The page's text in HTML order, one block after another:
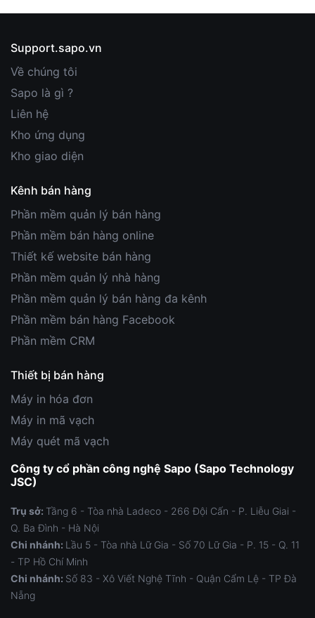
Support.sapo.vn
Về chúng tôi
Sapo là gì ?
Liên hệ
Kho ứng dụng
Kho giao diện
Kênh bán hàng
Phần mềm quản lý bán hàng
Phần mềm bán hàng online
Thiết kế website bán hàng
Phần mềm quản lý nhà hàng
Phần mềm quản lý bán hàng đa kênh
Phần mềm bán hàng Facebook
Phần mềm CRM
Thiết bị bán hàng
Máy in hóa đơn
Máy in mã vạch
Máy quét mã vạch
Công ty cổ phần công nghệ Sapo (Sapo Technology
JSC)
Trụ sở: Tầng 6 - Tòa nhà Ladeco - 266 Đội Cấn - P. Liễu Giai -
Q. Ba Đình - Hà Nội
Chi nhánh: Lầu 5 - Tòa nhà Lữ Gia - Số 70 Lữ Gia - P. 15 - Q. 11
- TP Hồ Chí Minh
Chi nhánh: Số 83 - Xô Viết Nghệ Tĩnh - Quận Cẩm Lệ - TP Đà
Nẵng